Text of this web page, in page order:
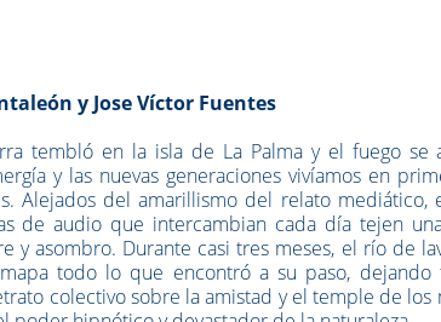
y Jose Víctor Fuentes
tembló en la isla de La Palma y el fuego se
y las nuevas generaciones vivíamos en
Alejados del amarillismo del relato
de audio que intercambian cada día tejen
asombro. Durante casi tres meses, el río de
todo lo que encontró a su paso,
colectivo sobre la amistad y el temple de